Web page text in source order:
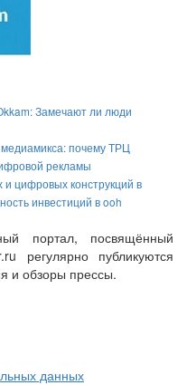
Замечают ли люди
почему ТРЦ
рекламы
и цифровых конструкций в
инвестиций в ooh
портал, посвящённый
регулярно публикуются
и обзоры прессы.
данных